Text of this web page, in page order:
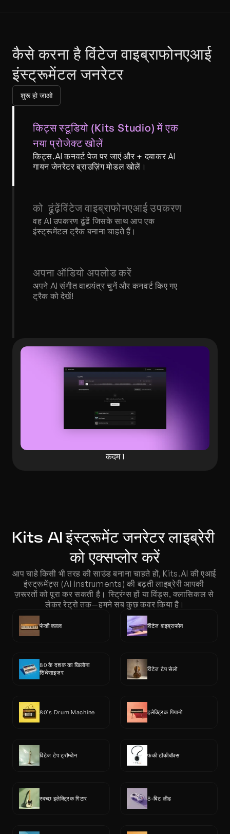
कैसे करना है विंटेज वाइब्राफोनएआई
इंस्ट्रूमेंटल जनरेटर
शुरू हो जाओ
किट्स स्टूडियो (Kits Studio) में एक
नया प्रोजेक्ट खोलें
किट्स.AI कनवर्ट पेज पर जाएं और + दबाकर AI
गायन जेनरेटर ब्राउज़िंग मोडल खोलें।
को  ढूंढ़ेंविंटेज वाइब्राफोनएआई उपकरण
वह AI उपकरण ढूंढें जिसके साथ आप एक
इंस्ट्रूमेंटल ट्रैक बनाना चाहते हैं।
अपना ऑडियो अपलोड करें
अपने AI संगीत वाद्ययंत्र चुनें और कनवर्ट किए गए
ट्रैक को देखें!
कदम 1
Kits AI इंस्ट्रूमेंट जनरेटर लाइब्रेरी
को एक्सप्लोर करें
आप चाहे किसी भी तरह की साउंड बनाना चाहते हों, Kits.AI की एआई
इंस्ट्रूमेंट्स (AI instruments) की बढ़ती लाइब्रेरी आपकी
ज़रूरतों को पूरा कर सकती है। स्ट्रिंग्स हों या विंड्स, क्लासिकल से
लेकर रेट्रो तक—हमने सब कुछ कवर किया है।
फंकी क्लाव विंटेज वाइब्राफोन
80 के दशक का खिलौना
सिंथेसाइज़र
विंटेज टेप सेलो
80's Drum Machine इलेक्ट्रिक पियानो
विंटेज टेप ट्रॉम्बोन फंकी टॉकीबॉक्स
स्वच्छ इलेक्ट्रिक गिटार 8-बिट लीड